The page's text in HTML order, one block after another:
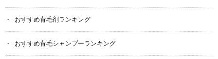
おすすめ育毛剤ランキング
おすすめ育毛シャンプーランキング